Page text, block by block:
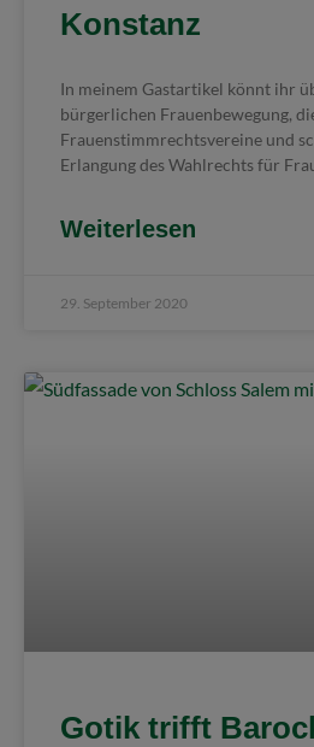
Konstanz
In meinem Gastartikel könnt ihr
bürgerlichen Frauenbewegung,
Frauenstimmrechtsvereine und
Erlangung des Wahlrechts für
Weiterlesen
29. September 2020
Gotik trifft